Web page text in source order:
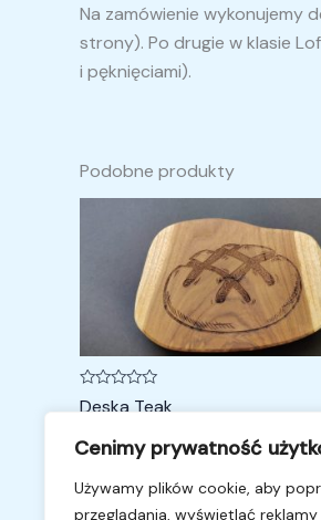
Cenimy prywatność
Używamy plików cookie, aby
przeglądania, wyświetlać
Na zamówienie wykonujemy
strony). Po drugie w klasie
i pęknięciami).
Podobne produkty
Oceniono
0
5
Deska Teak
Na prezent i nie tylko
cen:
od
60,00 zł
do
80,00 zł